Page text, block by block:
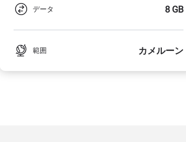
データ 8 GB
範囲 カメルーン